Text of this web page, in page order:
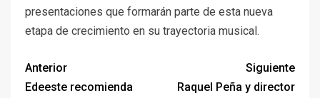
presentaciones que formarán parte de esta nueva
etapa de crecimiento en su trayectoria musical.
Anterior
Edeeste recomienda
Siguiente
Raquel Peña y director